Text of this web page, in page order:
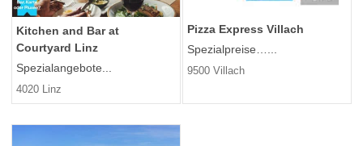
Kitchen and Bar at
Courtyard Linz
Spezialangebote...
4020 Linz
Pizza Express Villach
Spezialpreise…...
9500 Villach